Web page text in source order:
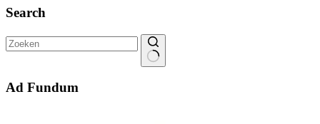
Search
resultaten
Ad Fundum